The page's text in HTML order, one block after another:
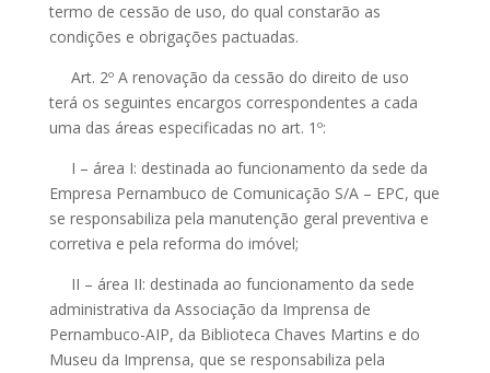
termo de cessão de uso, do qual constarão as
condições e obrigações pactuadas.
Art. 2º A renovação da cessão do direito de uso
terá os seguintes encargos correspondentes a cada
uma das áreas especificadas no art. 1º:
I – área I: destinada ao funcionamento da sede da
Empresa Pernambuco de Comunicação S/A – EPC, que
se responsabiliza pela manutenção geral preventiva e
corretiva e pela reforma do imóvel;
II – área II: destinada ao funcionamento da sede
administrativa da Associação da Imprensa de
Pernambuco-AIP, da Biblioteca Chaves Martins e do
Museu da Imprensa, que se responsabiliza pela